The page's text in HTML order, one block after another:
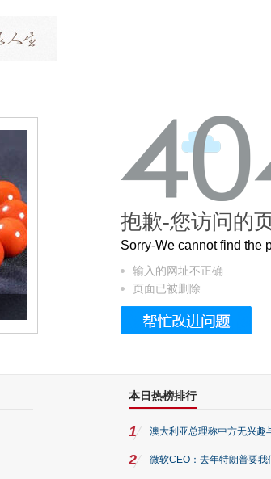
这个3.2米的长卷，还原了600岁的紫禁城
抱歉-您访问的
Sorry-We cannot find the
输入的网址不正确
页面已被删除
本日热榜排行
1 澳大利亚总理称中方无兴趣
2 微软CEO：去年特朗普要我